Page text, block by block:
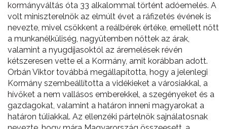
kormányváltás óta 33 alkalommal történt adóemelés. A
volt miniszterelnök az elmúlt évet a ráfizetés évének is
nevezte, mivel csökkent a reálbérek értéke, emellett nőtt
a munkanélküliség, nagyütemben nőttek az árak,
valamint a nyugdíjasoktól az áremelések révén
kétszeresen vette el a Kormány, amit korábban adott.
Orbán Viktor továbbá megállapította, hogy a jelenlegi
Kormány szembeállította a vidékieket a városiakkal, a
hívőket a nem vallásos emberekkel, a szegényeket és a
gazdagokat, valamint a határon inneni magyarokat a
határon túliakkal. Az ellenzéki pártelnök sajnálatosnak